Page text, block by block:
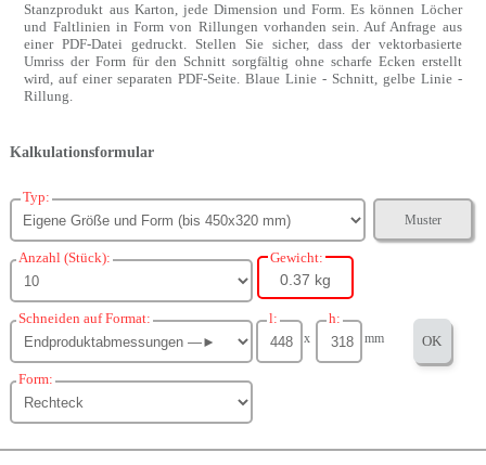
Stanzprodukt aus Karton, jede Dimension und Form. Es können Löcher
und Faltlinien in Form von Rillungen vorhanden sein. Auf Anfrage aus
einer PDF-Datei gedruckt. Stellen Sie sicher, dass der vektorbasierte
Umriss der Form für den Schnitt sorgfältig ohne scharfe Ecken erstellt
wird, auf einer separaten PDF-Seite. Blaue Linie - Schnitt, gelbe Linie -
Rillung.
Kalkulationsformular
Typ:
Muster
Anzahl (Stück): Gewicht:
0.37 kg
Schneiden auf Format: l:
x
h:
mm OK
Form: